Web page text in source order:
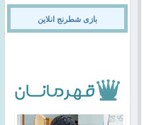
بازی شطرنج انلاین